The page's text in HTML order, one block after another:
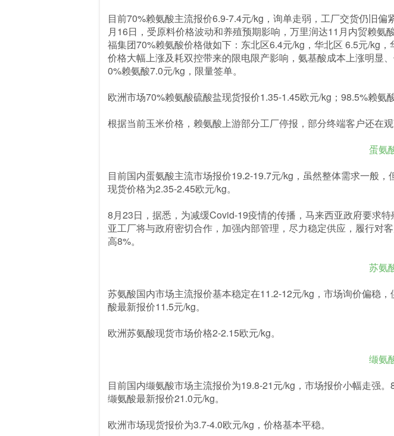
目前70%赖氨酸主流报价6.9-7.4元/kg，询单走弱，工厂交货仍旧
月16日，受原料价格波动和养殖预期影响，万里润达11月内贸赖
福集团70%赖氨酸价格做如下：东北区6.4元/kg，华北区 6.5元/kg
价格大幅上涨及耗双控带来的限电限产影响，氨基酸成本上涨明显
0%赖氨酸7.0元/kg，限量签单。
欧洲市场70%赖氨酸硫酸盐现货报价1.35-1.45欧元/kg；98.5%赖氨
根据当前玉米价格，赖氨酸上游部分工厂停报，部分终端客户还在
蛋氨
目前国内蛋氨酸主流市场报价19.2-19.7元/kg，虽然整体需求一般
现货价格为2.35-2.45欧元/kg。
8月23日，据悉，为减缓Covid-19疫情的传播，马来西亚政府要求
亚工厂将与政府密切合作，加强内部管理，尽力稳定供应，履行对
高8%。
苏氨
苏氨酸国内市场主流报价基本稳定在11.2-12元/kg，市场询价偏稳
酸最新报价11.5元/kg。
欧洲苏氨酸现货市场价格2-2.15欧元/kg。
缬氨
目前国内缬氨酸市场主流报价为19.8-21元/kg，市场报价小幅走强
缬氨酸最新报价21.0元/kg。
欧洲市场现货报价为3.7-4.0欧元/kg，价格基本平稳。